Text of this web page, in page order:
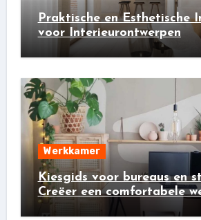
Praktische en Esthetische
voor Interieurontwerpen
Werkkamer
Kiesgids voor bureaus en
Creëer een comfortabele